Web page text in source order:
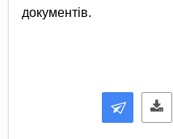
документів.